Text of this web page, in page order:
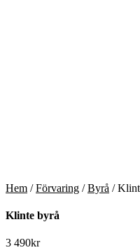
Hem /Förvaring /Byrå /
Klinte byrå
3 490kr